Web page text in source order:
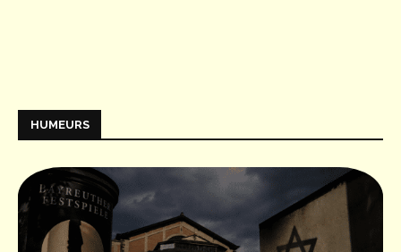
HUMEURS